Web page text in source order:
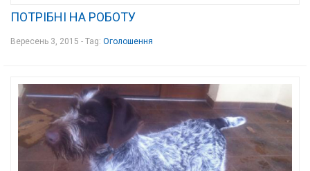
ПОТРІБНІ НА РОБОТУ
Вересень 3, 2015 - Tag: Оголошення